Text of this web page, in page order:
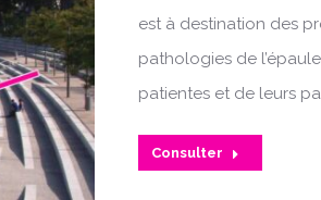
est à destination des
pathologies de
patientes et de leurs
Consulter